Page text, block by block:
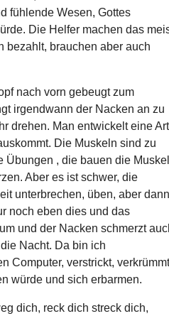
fühlende Wesen, Gottes
Die Helfer machen das
bezahlt, brauchen aber auch
nach vorn gebeugt zum
irgendwann der Nacken an zu
drehen. Man entwickelt eine Art
Die Muskeln sind zu
Übungen , die bauen die
Aber es ist schwer, die
unterbrechen, üben, aber dann
noch eben dies und das
und der Nacken schmerzt
Nacht. Da bin ich
Computer, verstrickt,
würde und sich erbarmen.
dich, reck dich streck dich,